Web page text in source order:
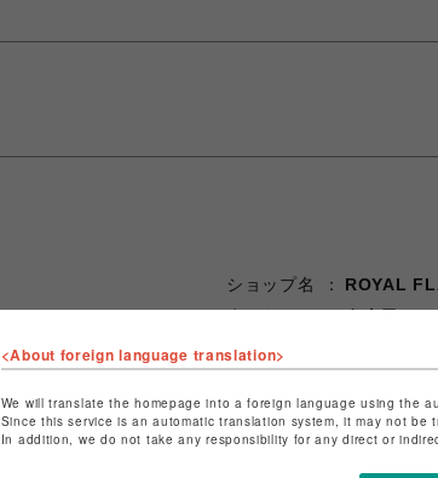
ショップ名
ROYAL
特定商取引法など法令に
ショップお問い合わせは
<About foreign language translation>
We will translate the homepage into a foreign language using the
Since this service is an automatic translation system, it may not
In addition, we do not take any responsibility for any direct or